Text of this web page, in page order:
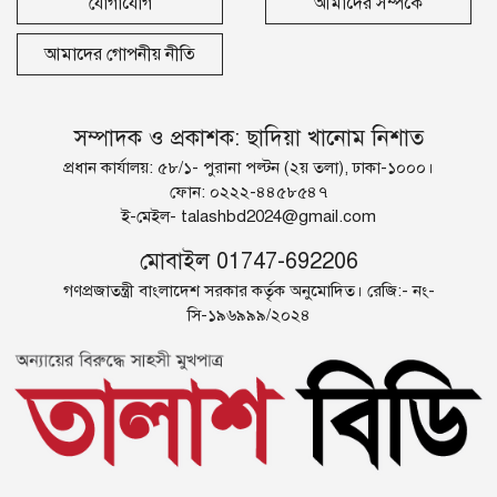
আমাদের গোপনীয় নীতি
সম্পাদক ও প্রকাশক: ছাদিয়া খানোম নিশাত
প্রধান কার্যালয়: ৫৮/১- পুরানা পল্টন (২য় তলা), ঢাকা-১০০০।
ফোন: ০২২২-৪৪৫৮৫৪৭
ই-মেইল- talashbd2024@gmail.com
মোবাইল 01747-692206
গণপ্রজাতন্ত্রী বাংলাদেশ সরকার কর্তৃক অনুমোদিত। রেজি:- নং-
সি-১৯৬৯৯৯/২০২৪